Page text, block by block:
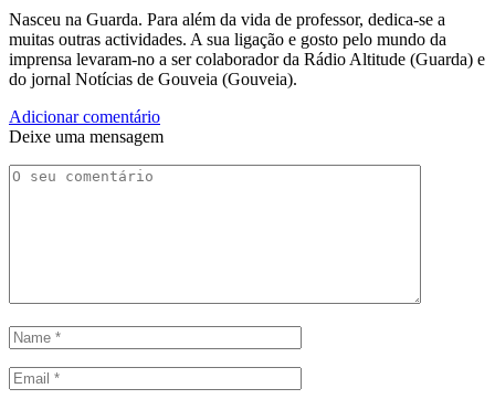
Nasceu na Guarda. Para além da vida de professor, dedica-se a
muitas outras actividades. A sua ligação e gosto pelo mundo da
imprensa levaram-no a ser colaborador da Rádio Altitude (Guarda) e
do jornal Notícias de Gouveia (Gouveia).
Adicionar comentário
Deixe uma mensagem